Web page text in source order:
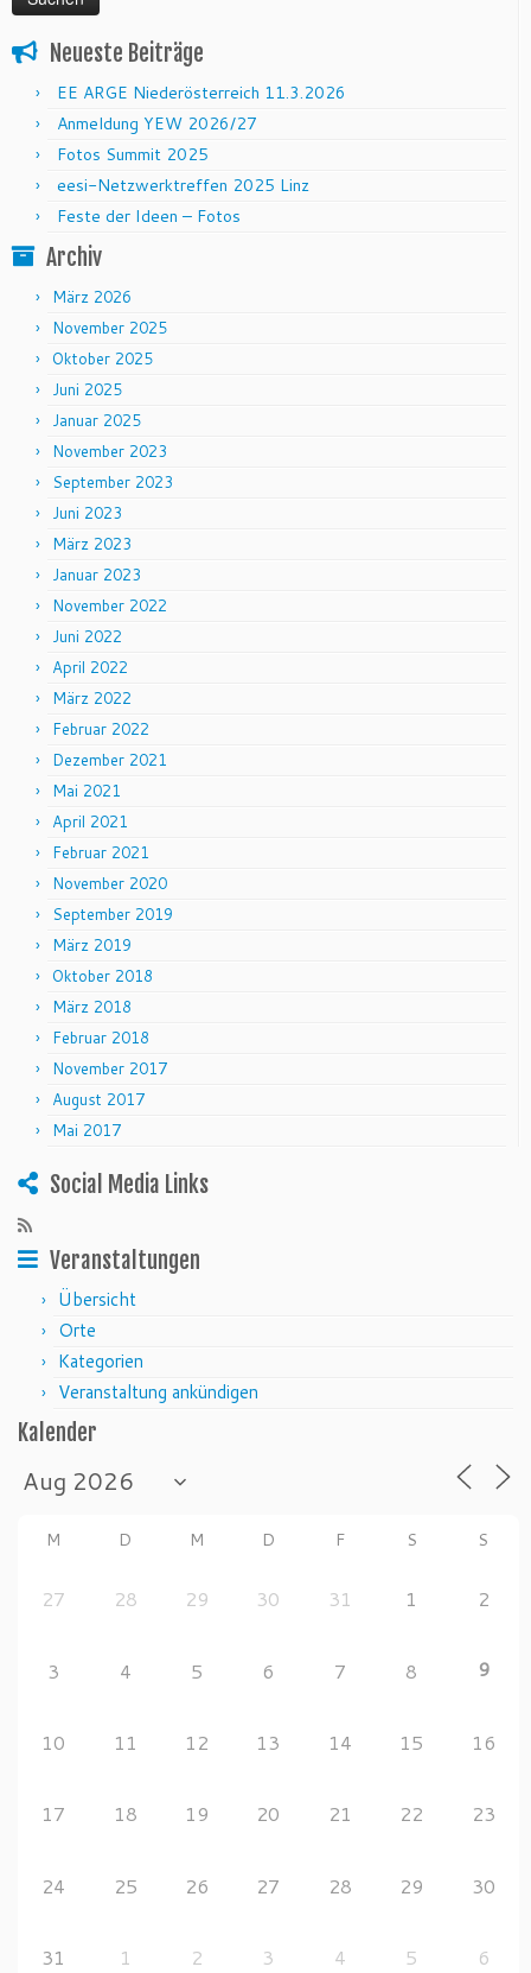
Neueste Beiträge
EE ARGE Niederösterreich 11.3.2026
Anmeldung YEW 2026/27
Fotos Summit 2025
eesi-Netzwerktreffen 2025 Linz
Feste der Ideen – Fotos
Archiv
März 2026
November 2025
Oktober 2025
Juni 2025
Januar 2025
November 2023
September 2023
Juni 2023
März 2023
Januar 2023
November 2022
Juni 2022
April 2022
März 2022
Februar 2022
Dezember 2021
Mai 2021
April 2021
Februar 2021
November 2020
September 2019
März 2019
Oktober 2018
März 2018
Februar 2018
November 2017
August 2017
Mai 2017
Social Media Links
Veranstaltungen
Übersicht
Orte
Kategorien
Veranstaltung ankündigen
Kalender
M D M D F S S
27 28 29 30 31 1 2
3 4 5 6 7 8 9
10 11 12 13 14 15 16
17 18 19 20 21 22 23
24 25 26 27 28 29 30
31 1 2 3 4 5 6